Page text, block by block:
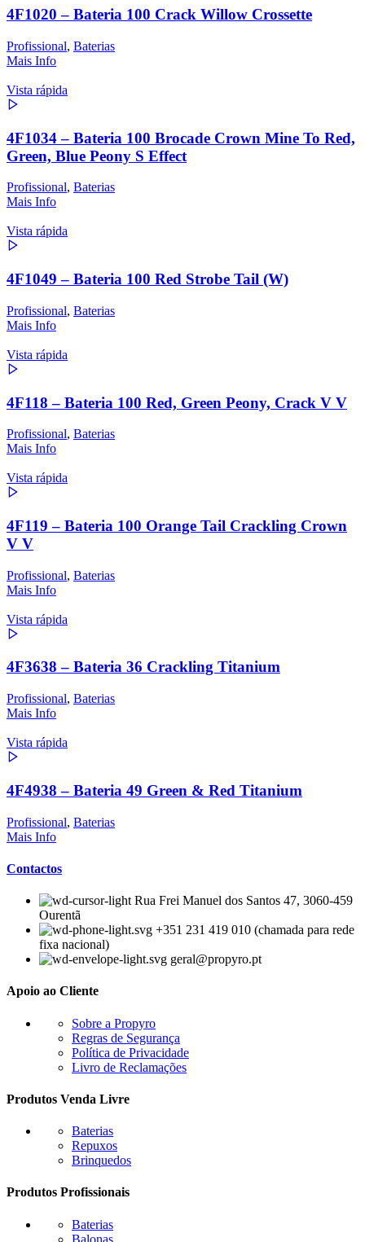
4F1020 – Bateria 100 Crack Willow Crossette
Profissional, Baterias
Mais Info
Vista rápida
4F1034 – Bateria 100 Brocade Crown Mine To Red,
Green, Blue Peony S Effect
Profissional, Baterias
Mais Info
Vista rápida
4F1049 – Bateria 100 Red Strobe Tail (W)
Profissional, Baterias
Mais Info
Vista rápida
4F118 – Bateria 100 Red, Green Peony, Crack V V
Profissional, Baterias
Mais Info
Vista rápida
4F119 – Bateria 100 Orange Tail Crackling Crown
V V
Profissional, Baterias
Mais Info
Vista rápida
4F3638 – Bateria 36 Crackling Titanium
Profissional, Baterias
Mais Info
Vista rápida
4F4938 – Bateria 49 Green & Red Titanium
Profissional, Baterias
Mais Info
Contactos
Rua Frei Manuel dos Santos 47, 3060-459
Ourentã​
+351 231 419 010 (chamada para rede
fixa nacional)
geral@propyro.pt
Apoio ao Cliente
Sobre a Propyro
Regras de Segurança
Política de Privacidade
Livro de Reclamações
Produtos Venda Livre
Baterias
Repuxos
Brinquedos
Produtos Profissionais
Baterias
Balonas